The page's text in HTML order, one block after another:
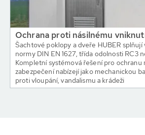
Ochrana proti násilnému
Šachtové poklopy a dveře HUBER splňují
normy DIN EN 1627, třída odolnosti RC3
Kompletní systémová řešení pro ochranu
zabezpečení nabízejí jako mechanickou
proti vloupání, vandalismu a krádeži